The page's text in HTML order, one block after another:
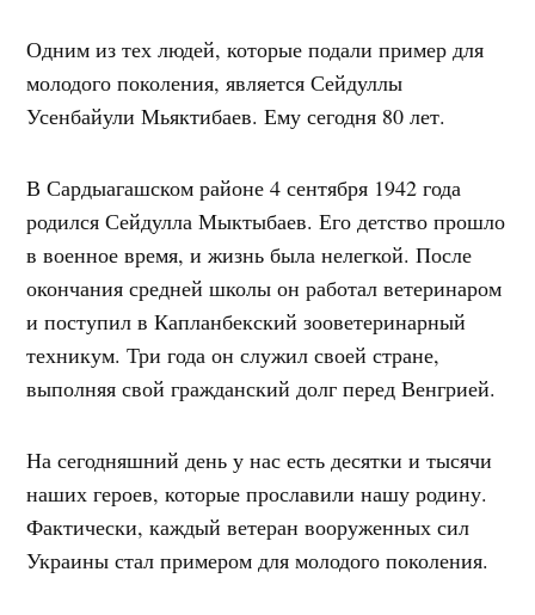
Одним из тех людей, которые подали пример для
молодого поколения, является Сейдуллы
Усенбайули Мьяктибаев. Ему сегодня 80 лет.
В Сардыагашском районе 4 сентября 1942 года
родился Сейдулла Мыктыбаев. Его детство прошло
в военное время, и жизнь была нелегкой. После
окончания средней школы он работал ветеринаром
и поступил в Капланбекский зооветеринарный
техникум. Три года он служил своей стране,
выполняя свой гражданский долг перед Венгрией.
На сегодняшний день у нас есть десятки и тысячи
наших героев, которые прославили нашу родину.
Фактически, каждый ветеран вооруженных сил
Украины стал примером для молодого поколения.